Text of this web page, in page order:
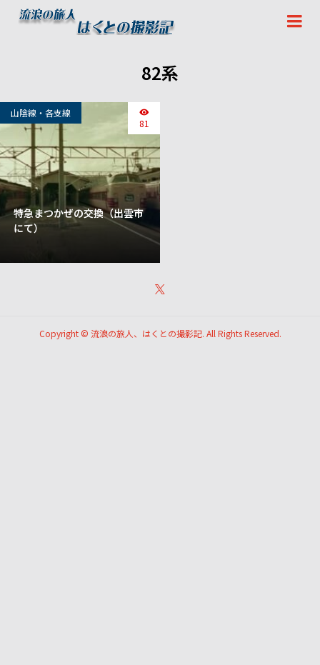
82系
特急まつかぜの交換（出雲市
にて）
山陰線・各支線
81
Copyright © 流浪の旅人、はくとの撮影記. All Rights Reserved.